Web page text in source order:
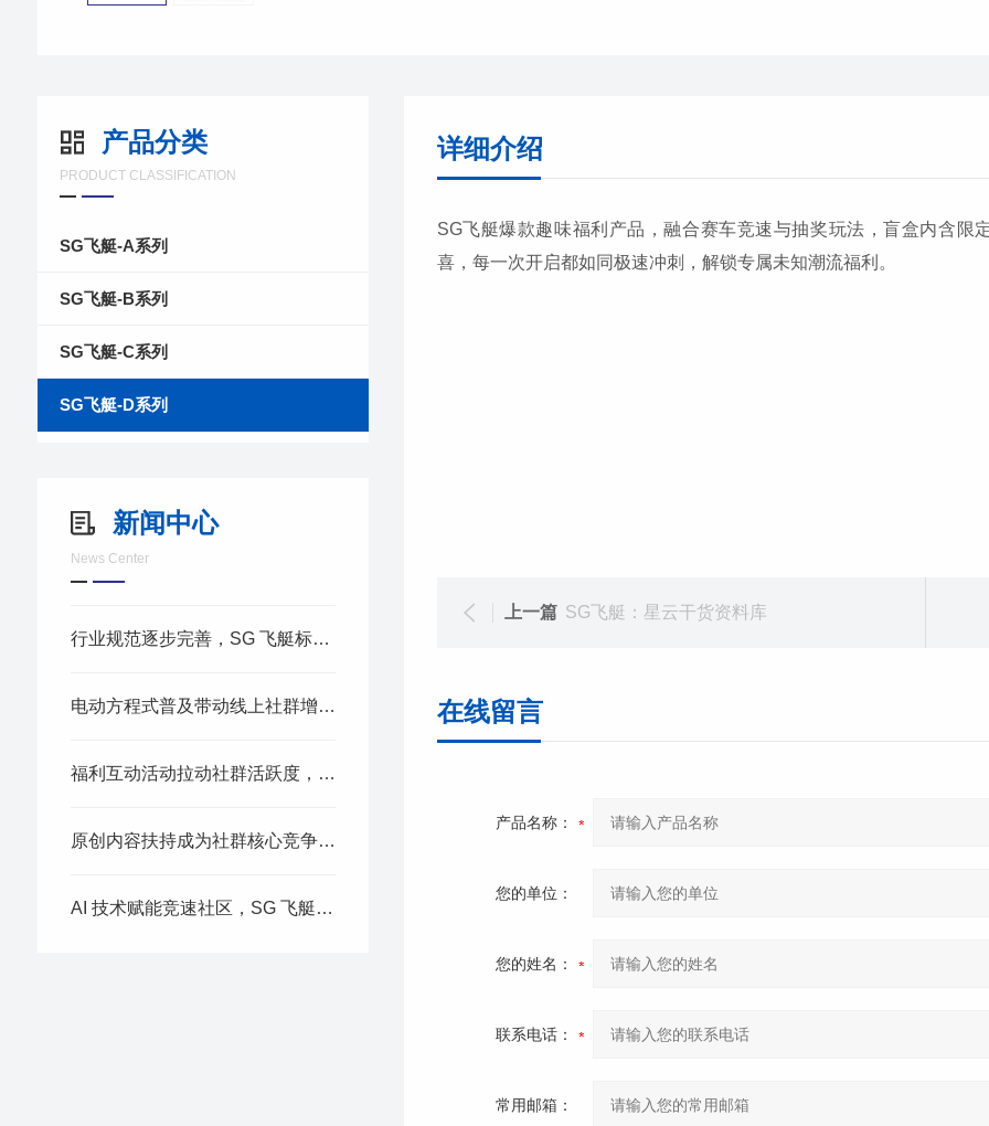
产品分类
PRODUCT CLASSIFICATION
SG飞艇-A系列
SG飞艇-B系列
SG飞艇-C系列
SG飞艇-D系列
新闻中心
News Center
行业规范逐步完善，SG 飞艇标准化社区治
电动方程式普及带动线上社群增长，SG 飞
福利互动活动拉动社群活跃度，SG 飞艇抽
原创内容扶持成为社群核心竞争力，SG 飞
AI 技术赋能竞速社区，SG 飞艇引入智
详细介绍
SG飞艇爆款趣味福利产品，融合赛车竞速与抽奖玩法，盲盒内含限
喜，每一次开启都如同极速冲刺，解锁专属未知潮流福利。
上一篇 SG飞艇：星云干货资料库
在线留言
产品名称：
您的单位：
您的姓名：
联系电话：
常用邮箱：